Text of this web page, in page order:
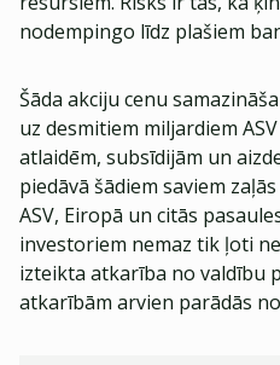
nodempingo līdz plašiem
Šāda akciju cenu
uz desmitiem miljardiem
atlaidēm, subsīdijām un
piedāvā šādiem saviem
ASV, Eiropā un citās
investoriem nemaz tik ļoti
izteikta atkarība no valdību
atkarībām arvien parādās